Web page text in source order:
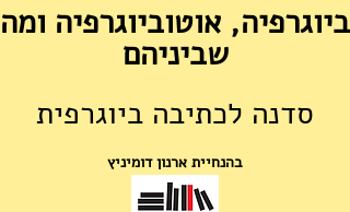
ביוגרפיה, אוטוביוגרפיה ומה
שביניהם
סדנה לכתיבה ביוגרפית
בהנחיית ארנון דומיניץ